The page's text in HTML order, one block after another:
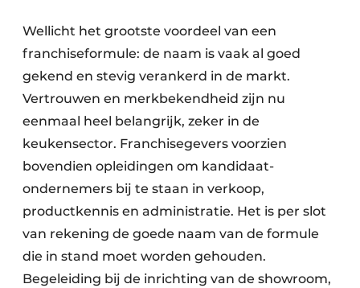
Wellicht het grootste voordeel van een
franchiseformule: de naam is vaak al goed
gekend en stevig verankerd in de markt.
Vertrouwen en merkbekendheid zijn nu
eenmaal heel belangrijk, zeker in de
keukensector. Franchisegevers voorzien
bovendien opleidingen om kandidaat-
ondernemers bij te staan in verkoop,
productkennis en administratie. Het is per slot
van rekening de goede naam van de formule
die in stand moet worden gehouden.
Begeleiding bij de inrichting van de showroom,